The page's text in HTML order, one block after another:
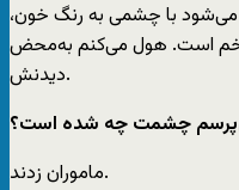
با چشمی به رنگ خون،
است. هول می‌کنم به‌محض
دیدنش.
چشمت چه شده است؟
ماموران زدند.